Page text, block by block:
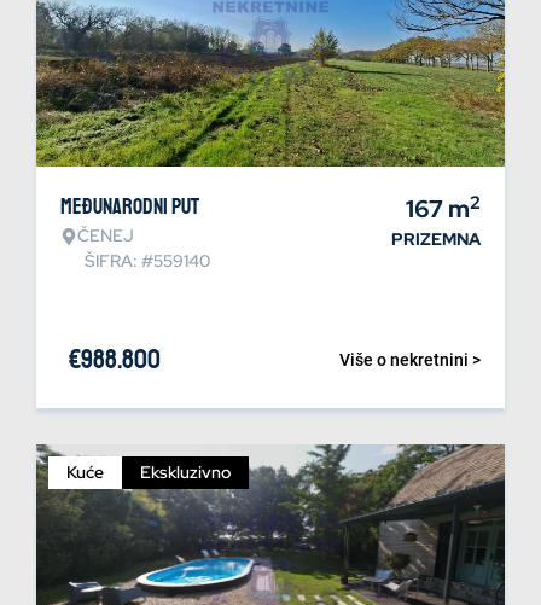
Međunarodni put
ČENEJ
ŠIFRA: #559140
167m2
PRIZEMNA
Više o nekretnini >
€988.800
Kuće Ekskluzivno